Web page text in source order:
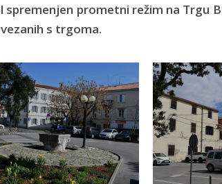
spremenjen prometni režim na Trgu
s trgoma.